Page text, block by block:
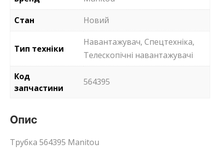
Стан
Новий
Тип техніки
Навантажувач, Спецтехніка,
Телескопічні навантажувачі
Код
запчастини
564395
Опис
Трубка 564395 Manitou